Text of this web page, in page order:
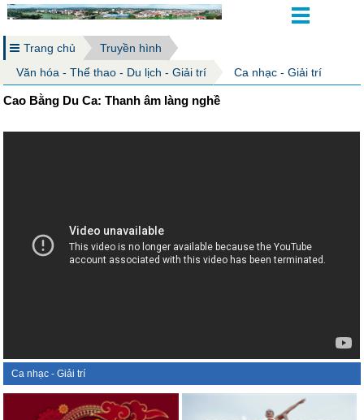
Trang chủ
Truyền hình
Văn hóa - Thể thao - Du lịch - Giải trí
Ca nhạc - Giải trí
Cao Bằng Du Ca: Thanh âm làng nghề
Ca nhạc - Giải trí